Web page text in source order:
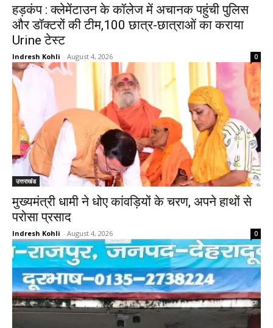
हड़कंप : क्लेमेंटाउन के कॉलेज में अचानक पहुंची पुलिस
और डॉक्टरों की टीम,100 छात्र-छात्राओं का कराया
Urine टेस्ट
Indresh Kohli - August 4, 2026 0
उत्तराखंड
मुख्यमंत्री धामी ने धोए कांवड़ियों के चरण, अपने हाथों से
परोसा प्रसाद
Indresh Kohli - August 4, 2026 0